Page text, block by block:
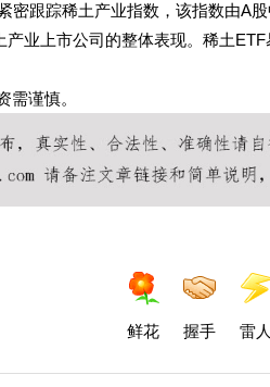
密跟踪稀土产业指数，该指数由A
业上市公司的整体表现。稀土
需谨慎。
鲜花 握手 雷